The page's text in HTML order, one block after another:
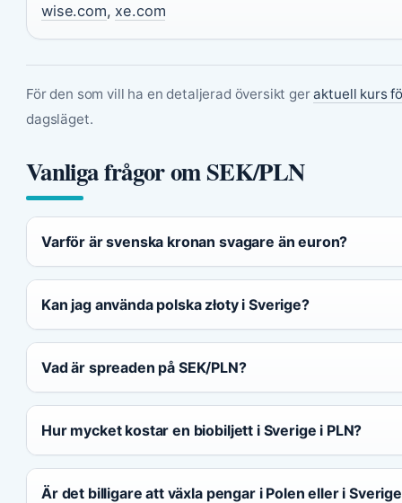
wise.com, xe.com
För den som vill ha en detaljerad översikt geraktuell kurs
dagsläget.
Vanliga frågor om SEK/PLN
Varför är svenska kronan svagare än euron?
Kan jag använda polska złoty i Sverige?
Vad är spreaden på SEK/PLN?
Hur mycket kostar en biobiljett i Sverige i PLN?
Är det billigare att växla pengar i Polen eller i